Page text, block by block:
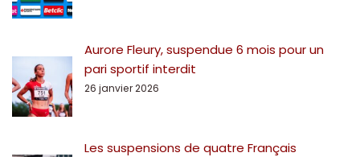
Aurore Fleury, suspendue 6 mois pour un
pari sportif interdit
26 janvier 2026
Les suspensions de quatre Français